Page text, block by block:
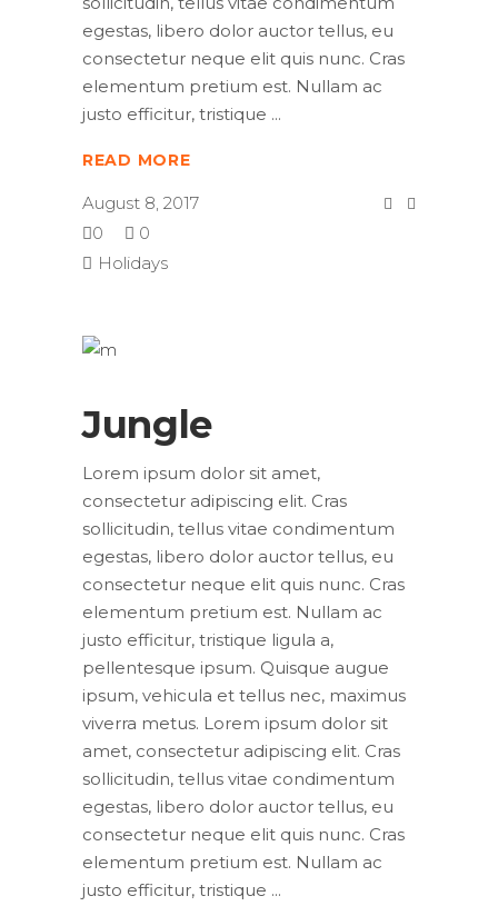
egestas, libero dolor auctor tellus, eu
consectetur neque elit quis nunc. Cras
elementum pretium est. Nullam ac
justo efficitur, tristique
READ MORE
August 8, 2017
0
0
Holidays
Jungle
Lorem ipsum dolor sit amet,
consectetur adipiscing elit. Cras
sollicitudin, tellus vitae condimentum
egestas, libero dolor auctor tellus, eu
consectetur neque elit quis nunc. Cras
elementum pretium est. Nullam ac
justo efficitur, tristique ligula a,
pellentesque ipsum. Quisque augue
ipsum, vehicula et tellus nec, maximus
viverra metus. Lorem ipsum dolor sit
amet, consectetur adipiscing elit. Cras
sollicitudin, tellus vitae condimentum
egestas, libero dolor auctor tellus, eu
consectetur neque elit quis nunc. Cras
elementum pretium est. Nullam ac
justo efficitur, tristique